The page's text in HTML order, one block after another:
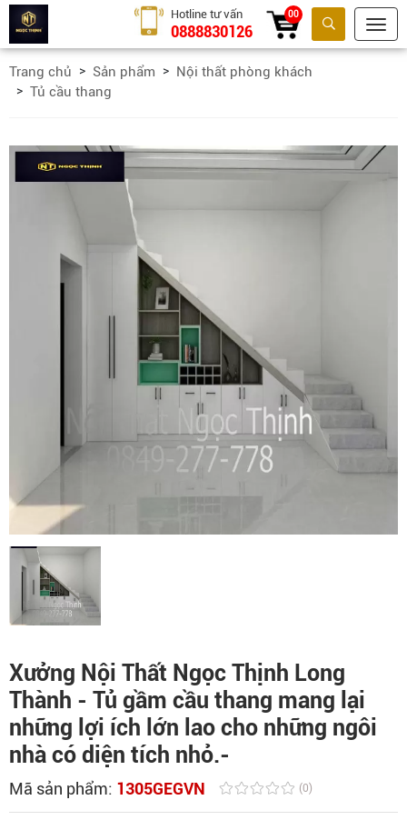
Tìm kiếm
Hotline tư vấn
0888830126
00
Trang chủ Sản phẩm
Nội thất phòng khách
Tủ cầu thang
Xưởng Nội Thất Ngọc Thịnh Long
Thành - Tủ gầm cầu thang mang lại
những lợi ích lớn lao cho những ngôi
nhà có diện tích nhỏ.-
Mã sản phẩm: 1305GEGVN (0)